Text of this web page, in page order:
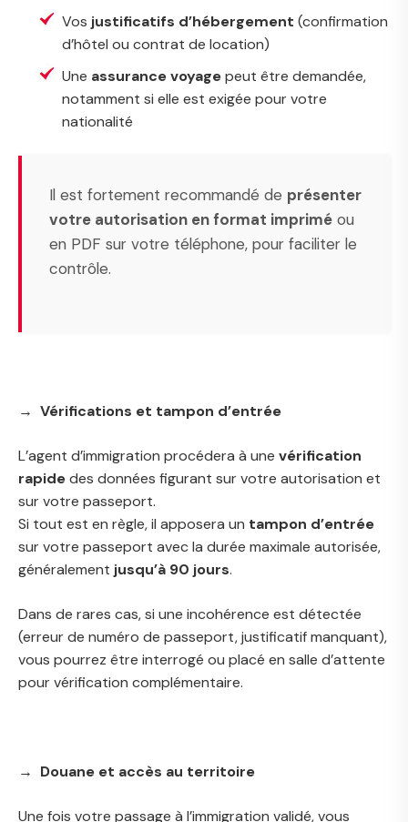
Vos justificatifs d’hébergement (confirmation
d’hôtel ou contrat de location)
Une assurance voyagepeut être demandée,
notamment si elle est exigée pour votre
nationalité
Il est fortement recommandé de présenter
votre autorisation en format imprimé ou
en PDF sur votre téléphone, pour faciliter le
contrôle.
→ Vérifications et tampon d’entrée
L’agent d’immigration procédera à une vérification
rapidedes données figurant sur votre autorisation et
sur votre passeport.
Si tout est en règle, il apposera un tampon d’entrée
sur votre passeport avec la durée maximale autorisée,
généralement jusqu’à 90 jours.
Dans de rares cas, si une incohérence est détectée
(erreur de numéro de passeport, justificatif manquant),
vous pourrez être interrogé ou placé en salle d’attente
pour vérification complémentaire.
→ Douane et accès au territoire
Une fois votre passage à l’immigration validé, vous